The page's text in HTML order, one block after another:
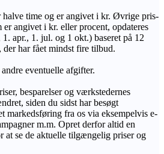
halve time og er angivet i kr. Øvrige pris-
er angivet i kr. eller procent, opdateres
apr., 1. jul. og 1 okt.) baseret på 12
der har fået mindst fire tilbud.
eventuelle afgifter.
besparelser og værkstedernes
siden du sidst har besøgt
markedsføring fra os via eksempelvis e-
m.m. Opret derfor altid en
at se de aktuelle tilgængelig priser og